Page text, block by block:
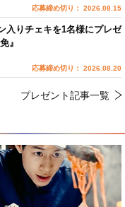
応募締め切り： 2026.08.15
入りチェキを1名様にプレゼ
』
応募締め切り： 2026.08.20
プレゼント記事一覧